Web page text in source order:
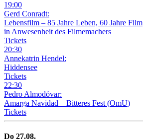
19:00
Gerd Conradt:
Lebensfilm – 85 Jahre Leben, 60 Jahre Film
in Anwesenheit des Filmemachers
Tickets
20:30
Annekatrin Hendel:
Hiddensee
Tickets
22:30
Pedro Almodóvar:
Amarga Navidad – Bitteres Fest (OmU)
Tickets
Do 27.08.